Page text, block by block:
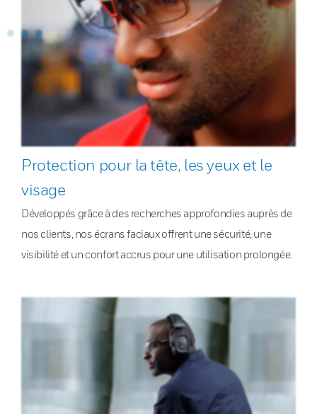
Protection pour la tête, les yeux et le
visage
Développés grâce à des recherches approfondies auprès de
nos clients, nos écrans faciaux offrent une sécurité, une
visibilité et un confort accrus pour une utilisation prolongée.